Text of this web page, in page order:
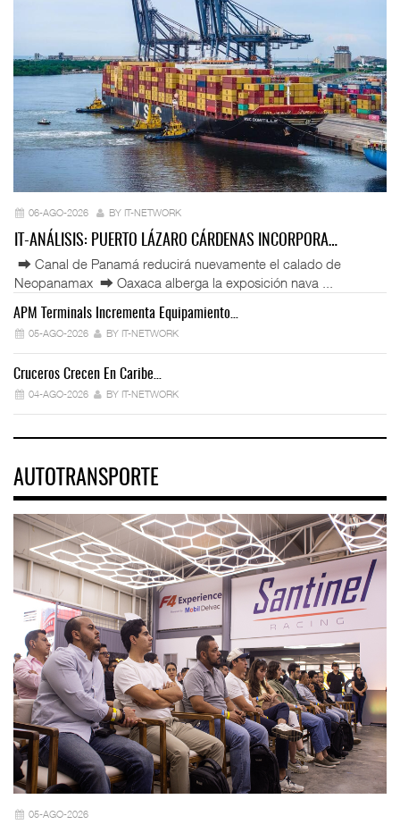
06-AGO-2026 BY IT-NETWORK
IT-ANÁLISIS: PUERTO LÁZARO CÁRDENAS INCORPORA…
⮕ Canal de Panamá reducirá nuevamente el calado de
Neopanamax ⮕ Oaxaca alberga la exposición nava ...
APM Terminals Incrementa Equipamiento…
05-AGO-2026 BY IT-NETWORK
Cruceros Crecen En Caribe…
04-AGO-2026 BY IT-NETWORK
AUTOTRANSPORTE
05-AGO-2026